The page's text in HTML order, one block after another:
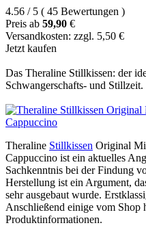
4.56 / 5 ( 45 Bewertungen )
Preis ab 59,90 €
Versandkosten: zzgl. 5,50 €
Jetzt kaufen
Das Theraline Stillkissen: der
Schwangerschafts- und Stillzeit.
Theraline Stillkissen Original
Cappuccino ist ein aktuelles
Sachkenntnis bei der Findung
Herstellung ist ein Argument,
sehr ausgebaut wurde.
Anschließend einige vom Shop
Produktinformationen.